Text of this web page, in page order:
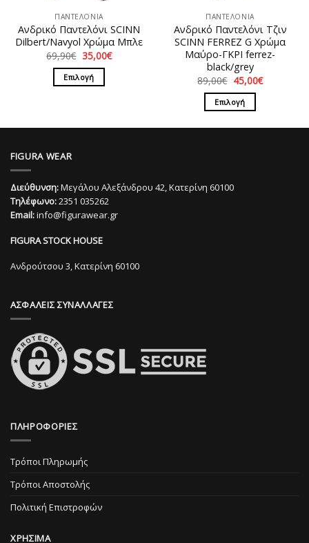
σελίδα
του
προϊόντος
σελίδα
του
προϊόντος
ΠΑΝΤΕΛΟΝΙΑ
Ανδρικό Παντελόνι SCINN
Dilbert/Navyol Χρώμα Μπλε
69,90€ Original
price
was:
69,90€.
35,00€Η
Επιλογή
Οι
επιλογές
επιλεγούν
σελίδα
ΠΑΝΤΕΛΟΝΙΑ
Ανδρικό Παντελόνι Τζιν
SCINN FERREZ G Χρώμα
Μαύρο-ΓΚΡΙ ferrez-
black/grey
89,00€ Original
price
was:
89,00€.
45,00€Η
Επιλογή
παραλλαγές.
FIGURA WEAR
Διεύθυνση:Μεγάλου Αλεξάνδρου 42, Κατερίνη 60100
Τηλέφωνο:2351 035262
Email:info@figurawear.gr
FIGURA STOCK HOUSE
Ανδρούτσου 3, Κατερίνη 60100
ΑΣΦΑΛΕΙΣ ΣΥΝΑΛΛΑΓΕΣ
ΠΛΗΡΟΦΟΡΙΕΣ
Τρόποι Πληρωμής
Τρόποι Αποστολής
Πολιτική Επιστροφών
ΧΡΗΣΙΜΑ